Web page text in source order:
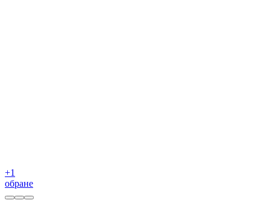
+1
обране